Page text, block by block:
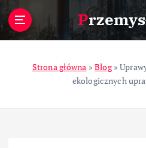
Strona główna »Blog»
ekologicznych